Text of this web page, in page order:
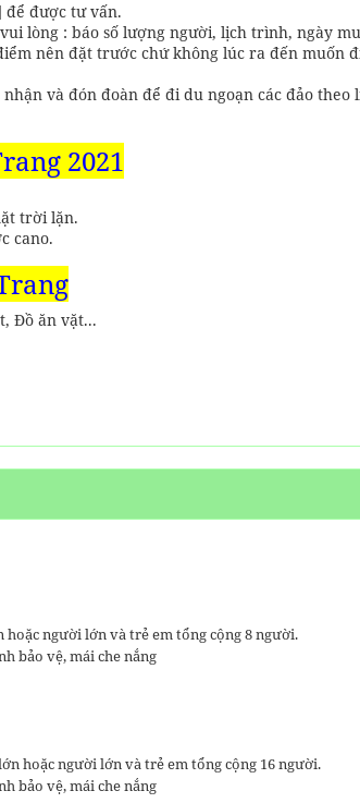
để được tư vấn.
lòng : báo số lượng người, lịch trình, ngày
nên đặt trước chứ không lúc ra đến muốn
và đón đoàn để đi du ngoạn các đảo
2021
trời lặn.
cano.
Đồ ăn vặt...
người lớn và trẻ em tổng cộng 8 người.
bảo vệ, mái che nắng
hoặc người lớn và trẻ em tổng cộng 16 người.
bảo vệ, mái che nắng